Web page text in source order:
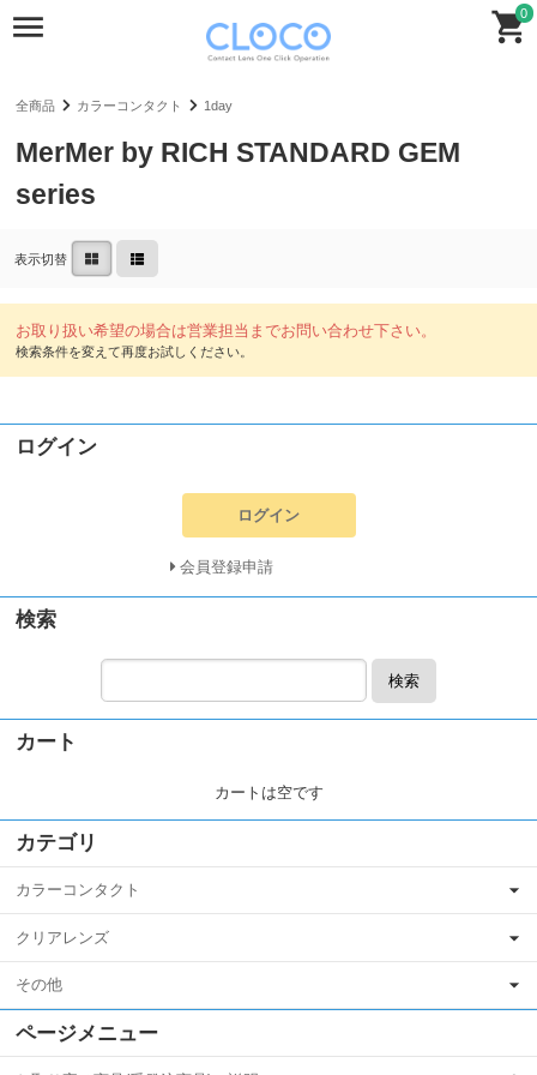
0
全商品 カラーコンタクト 1day
MerMer by RICH STANDARD GEM
series
表示切替
ログイン
ログイン
検索
検索
カート
カートは空です
カテゴリ
カラーコンタクト
クリアレンズ
その他
ページメニュー